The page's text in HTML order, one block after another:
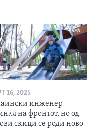
16, 2025
инженер
на фронтот, но од
скици се роди ново